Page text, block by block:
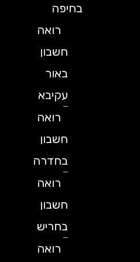
בחיפה
רואה
חשבון
באור
עקיבא
רואה
חשבון
בחדרה
רואה
חשבון
בחריש
רואה